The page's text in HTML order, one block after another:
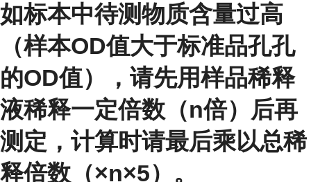
如标本中待测物质含量过高
（样本OD值大于标准品孔孔
的OD值），请先用样品稀释
液稀释一定倍数（n倍）后再
测定，计算时请最后乘以总稀
释倍数（×n×5）。